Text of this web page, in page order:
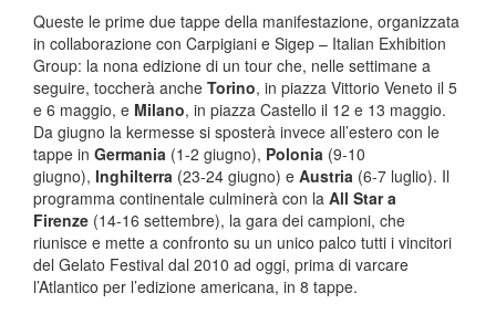
Queste le prime due tappe della manifestazione, organizzata
in collaborazione con Carpigiani e Sigep – Italian Exhibition
Group: la nona edizione di un tour che, nelle settimane a
seguire, toccherà anche Torino, in piazza Vittorio Veneto il 5
e 6 maggio, e Milano, in piazza Castello il 12 e 13 maggio.
Da giugno la kermesse si sposterà invece all’estero con le
tappe in Germania (1-2 giugno), Polonia (9-10
giugno), Inghilterra (23-24 giugno) e Austria (6-7 luglio). Il
programma continentale culminerà con la All Star a
Firenze (14-16 settembre), la gara dei campioni, che
riunisce e mette a confronto su un unico palco tutti i vincitori
del Gelato Festival dal 2010 ad oggi, prima di varcare
l’Atlantico per l’edizione americana, in 8 tappe.